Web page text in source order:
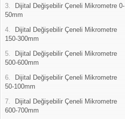
3.
Dijital Değişebilir Çeneli Mikrometre 0-
50mm
4.
Dijital Değişebilir Çeneli Mikrometre
150-300mm
5.
Dijital Değişebilir Çeneli Mikrometre
500-600mm
6.
Dijital Değişebilir Çeneli Mikrometre
50-100mm
7.
Dijital Değişebilir Çeneli Mikrometre
600-700mm